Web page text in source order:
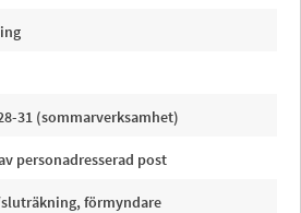
31 (sommarverksamhet)
personadresserad post
förmyndare